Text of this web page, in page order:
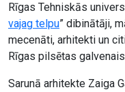
Rīgas Tehniskās
vajag telpu” dibinātāji,
mecenāti, arhitekti un
Rīgas pilsētas
Sarunā arhitekte Zaiga